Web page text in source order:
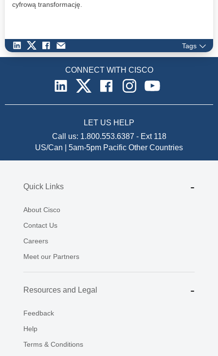
cyfrową transformację.
Tags
CONNECT WITH CISCO
LET US HELP
Call us: 1.800.553.6387 - Ext 118
US/Can | 5am-5pm Pacific Other Countries